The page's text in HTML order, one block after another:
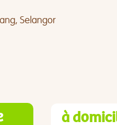
Selangor
à